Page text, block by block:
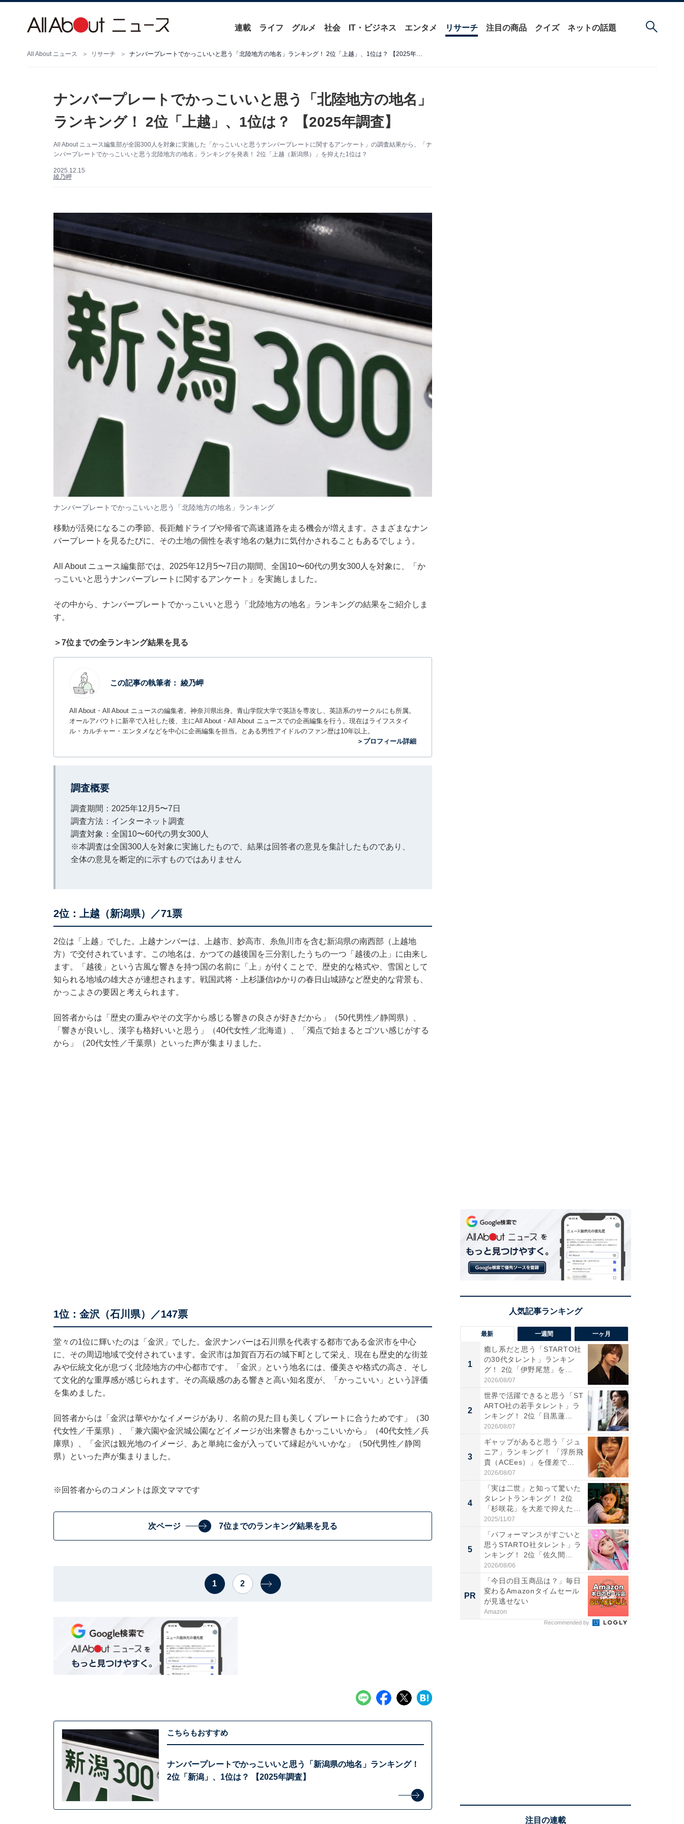
連載 ライフ グルメ 社会 IT・ビジネス エンタメ リサーチ 注目の商品 クイズ ネットの話題
All About ニュース リサーチ ナンバープレートでかっこいいと思う「北陸地方の地名」ランキング！ 2位「上越」、1位は？ 【2025年調査】
ナンバープレートでかっこいいと思う「北陸地方の地名」
ランキング！ 2位「上越」、1位は？ 【2025年調査】
All About ニュース編集部が全国300人を対象に実施した「かっこいいと思うナンバープレートに関するアンケート」の調査結果から、「ナ
ンバープレートでかっこいいと思う北陸地方の地名」ランキングを発表！ 2位「上越（新潟県）」を抑えた1位は？
2025.12.15
綾乃岬
ナンバープレートでかっこいいと思う「北陸地方の地名」ランキング
移動が活発になるこの季節、長距離ドライブや帰省で高速道路を走る機会が増えます。さまざまなナン
バープレートを見るたびに、その土地の個性を表す地名の魅力に気付かされることもあるでしょう。
All About ニュース編集部では、2025年12月5〜7日の期間、全国10〜60代の男女300人を対象に、「か
っこいいと思うナンバープレートに関するアンケート」を実施しました。
その中から、ナンバープレートでかっこいいと思う「北陸地方の地名」ランキングの結果をご紹介しま
す。
＞7位までの全ランキング結果を見る
この記事の執筆者： 綾乃岬
All About・All About ニュースの編集者。神奈川県出身。青山学院大学で英語を専攻し、英語系のサークルにも所属。
オールアバウトに新卒で入社した後、主にAll About・All About ニュースでの企画編集を行う。現在はライフスタイ
ル・カルチャー・エンタメなどを中心に企画編集を担当。とある男性アイドルのファン歴は10年以上。
＞プロフィール詳細
調査概要
調査期間：2025年12月5〜7日
調査方法：インターネット調査
調査対象：全国10〜60代の男女300人
※本調査は全国300人を対象に実施したもので、結果は回答者の意見を集計したものであり、
全体の意見を断定的に示すものではありません
2位：上越（新潟県）／71票
2位は「上越」でした。上越ナンバーは、上越市、妙高市、糸魚川市を含む新潟県の南西部（上越地
方）で交付されています。この地名は、かつての越後国を三分割したうちの一つ「越後の上」に由来し
ます。「越後」という古風な響きを持つ国の名前に「上」が付くことで、歴史的な格式や、雪国として
知られる地域の雄大さが連想されます。戦国武将・上杉謙信ゆかりの春日山城跡など歴史的な背景も、
かっこよさの要因と考えられます。
回答者からは「歴史の重みやその文字から感じる響きの良さが好きだから」（50代男性／静岡県）、
「響きが良いし、漢字も格好いいと思う」（40代女性／北海道）、「濁点で始まるとゴツい感じがする
から」（20代女性／千葉県）といった声が集まりました。
1位：金沢（石川県）／147票
堂々の1位に輝いたのは「金沢」でした。金沢ナンバーは石川県を代表する都市である金沢市を中心
に、その周辺地域で交付されています。金沢市は加賀百万石の城下町として栄え、現在も歴史的な街並
みや伝統文化が息づく北陸地方の中心都市です。「金沢」という地名には、優美さや格式の高さ、そし
て文化的な重厚感が感じられます。その高級感のある響きと高い知名度が、「かっこいい」という評価
を集めました。
回答者からは「金沢は華やかなイメージがあり、名前の見た目も美しくプレートに合うためです」（30
代女性／千葉県）、「兼六園や金沢城公園などイメージが出来響きもかっこいいから」（40代女性／兵
庫県）、「金沢は観光地のイメージ、あと単純に金が入っていて縁起がいいかな」（50代男性／静岡
県）といった声が集まりました。
※回答者からのコメントは原文ママです
次ページ 7位までのランキング結果を見る
1 2
こちらもおすすめ
ナンバープレートでかっこいいと思う「新潟県の地名」ランキング！
2位「新潟」、1位は？ 【2025年調査】
最新 一週間 一ヶ月
1
癒し系だと思う「STARTO社
の30代タレント」ランキン
グ！ 2位「伊野尾慧」を...
2026/08/07
2
世界で活躍できると思う「ST
ARTO社の若手タレント」ラ
ンキング！ 2位「目黒蓮...
2026/08/07
3
ギャップがあると思う「ジュ
ニア」ランキング！ 「浮所飛
貴（ACEes）」を僅差で...
2026/08/07
4
「実は二世」と知って驚いた
タレントランキング！ 2位
「杉咲花」を大差で抑えた1
位...
2025/11/07
5
「パフォーマンスがすごいと
思うSTARTO社タレント」ラ
ンキング！ 2位「佐久間...
2026/08/06
PR
「今日の目玉商品は？」毎日
変わるAmazonタイムセール
が見逃せない
Amazon
Recommended by
注目の連載